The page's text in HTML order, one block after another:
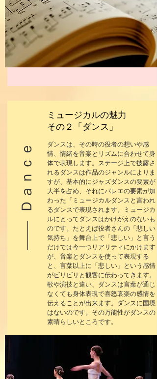
ミュージカルの魅力
その２「ダンス」
Ｄａｎｃｅ
ダンスは、その時の役者の想いや感
情、情緒を音楽とリズムに合わせて身
体で表現します。ステージ上で披露さ
れるダンスは作品のジャンルによりま
すが、基本的にジャズダンスの要素が
大半を占め、それにバレエの要素が加
わった「ミュージカルダンスと言われ
るダンスで表現されます。ミュージカ
ルにとってダンスはかけがえのないも
のです。たとえば役者さんの「悲しい
気持ち」を舞台上で「悲しい」と言う
だけでは今一つリアリティにかけます
が、音楽とダンスを使って表現する
と、言葉以上に「悲しい」という感情
がビリビリと観客に伝わってきます。
歌や演技と違い、ダンスは言葉が通じ
なくても身体表現で喜怒哀楽の感情を
伝えることが出来ます。ダンスに国境
はないのです。その万能性がダンスの
素晴らしいところです。